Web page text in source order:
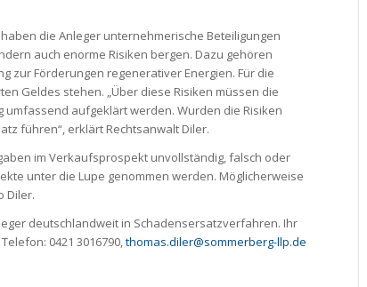
die Anleger unternehmerische Beteiligungen
auch enorme Risiken bergen. Dazu gehören
zur Förderungen regenerativer Energien. Für die
Geldes stehen. „Über diese Risiken müssen die
aufgeklärt werden. Wurden die Risiken
führen“, erklärt Rechtsanwalt Diler.
im Verkaufsprospekt unvollständig, falsch oder
unter die Lupe genommen werden. Möglicherweise
Diler.
deutschlandweit in Schadensersatzverfahren. Ihr
0421 3016790,thomas.diler@sommerberg-llp.de